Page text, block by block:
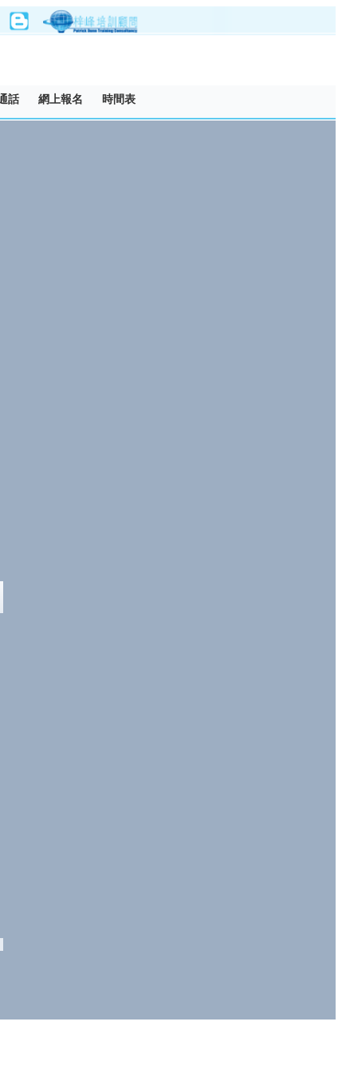
話 網上報名 時間表